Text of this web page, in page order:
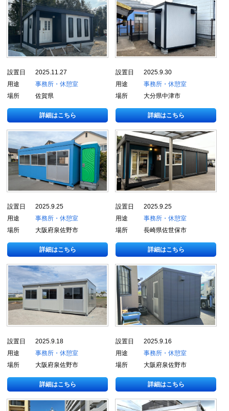
設置日
2025.11.27
用途
事務所・休憩室
場所
佐賀県
詳細はこちら
設置日
2025.9.30
用途
事務所・休憩室
場所
大分県中津市
詳細はこちら
設置日
2025.9.25
用途
事務所・休憩室
場所
大阪府泉佐野市
詳細はこちら
設置日
2025.9.25
用途
事務所・休憩室
場所
長崎県佐世保市
詳細はこちら
設置日
2025.9.18
用途
事務所・休憩室
場所
大阪府泉佐野市
詳細はこちら
設置日
2025.9.16
用途
事務所・休憩室
場所
大阪府泉佐野市
詳細はこちら